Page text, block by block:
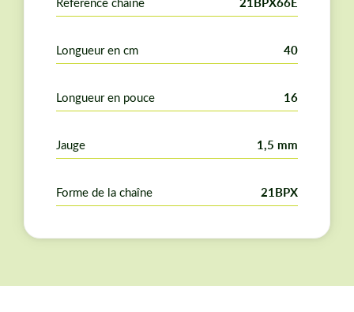
Longueur en cm 40
Longueur en pouce 16
Jauge 1,5 mm
Forme de la chaîne 21BPX